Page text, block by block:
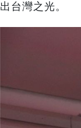
出台灣之光。